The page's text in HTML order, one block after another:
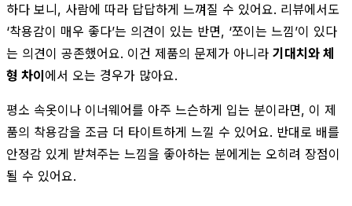
하다 보니, 사람에 따라 답답하게 느껴질 수 있어요. 리뷰에서도
‘착용감이 매우 좋다’는 의견이 있는 반면, ‘쪼이는 느낌’이 있다
는 의견이 공존했어요. 이건 제품의 문제가 아니라 기대치와 체
형 차이에서 오는 경우가 많아요.
평소 속옷이나 이너웨어를 아주 느슨하게 입는 분이라면, 이 제
품의 착용감을 조금 더 타이트하게 느낄 수 있어요. 반대로 배를
안정감 있게 받쳐주는 느낌을 좋아하는 분에게는 오히려 장점이
될 수 있어요.